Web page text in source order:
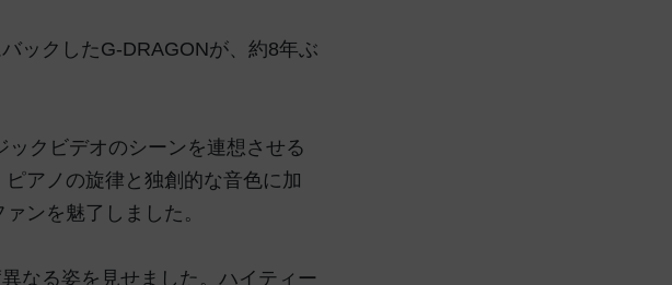
ックしたG-DRAGONが、約8年ぶ
クビデオのシーンを連想させる
アノの旋律と独創的な音色に加
ンを魅了しました。
なる姿を見せました。ハイティー